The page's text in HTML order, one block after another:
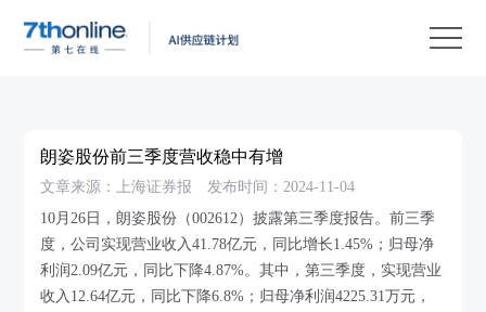
朗姿股份前三季度营收稳中有增
文章来源：上海证券报
发布时间：2024-11-04
10月26日，朗姿股份（002612）披露第三季度报告。前三季
度，公司实现营业收入41.78亿元，同比增长1.45%；归母净
利润2.09亿元，同比下降4.87%。其中，第三季度，实现营业
收入12.64亿元，同比下降6.8%；归母净利润4225.31万元，